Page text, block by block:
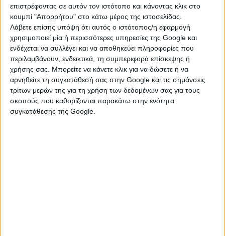
επιστρέφοντας σε αυτόν τον ιστότοπο και κάνοντας κλικ στο
κουμπί "Απορρήτου" στο κάτω μέρος της ιστοσελίδας.
Λάβετε επίσης υπόψη ότι αυτός ο ιστότοπος/η εφαρμογή
χρησιμοποιεί μία ή περισσότερες υπηρεσίες της Google και
ενδέχεται να συλλέγει και να αποθηκεύει πληροφορίες που
περιλαμβάνουν, ενδεικτικά, τη συμπεριφορά επίσκεψης ή
χρήσης σας. Μπορείτε να κάνετε κλικ για να δώσετε ή να
αρνηθείτε τη συγκατάθεσή σας στην Google και τις σημάνσεις
τρίτων μερών της για τη χρήση των δεδομένων σας για τους
σκοπούς που καθορίζονται παρακάτω στην ενότητα
συγκατάθεσης της Google.
Οι φοιτητές που μεταγράφηκαν εντός του τρέχοντος
έτους πρέπει να έχουν επιπλέον διαθέσιμο τον
αριθμό της ακαδημαϊκής ταυτότητας που είχαν πριν
την μεταγραφή τους. Σε περίπτωση που αυτός δεν
είναι διαθέσιμος καλούνται να επισυνάψουν
ηλεκτρονικά στο Α21 βεβαίωση πρώτης εγγραφής.
Οι αλλοδαποί πολίτες ή Ομογενείς που διαθέτουν
Ειδικό Δελτίο Ταυτότητας Ομογενούς πρέπει κατά τον
χρόνο υποβολής της αίτησης Α21, να έχουν σε ισχύ